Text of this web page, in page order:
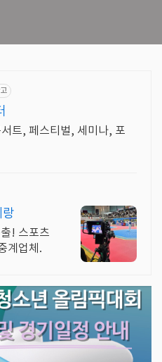
트, 페스티벌, 세미나, 포
! 스포츠
계업체.